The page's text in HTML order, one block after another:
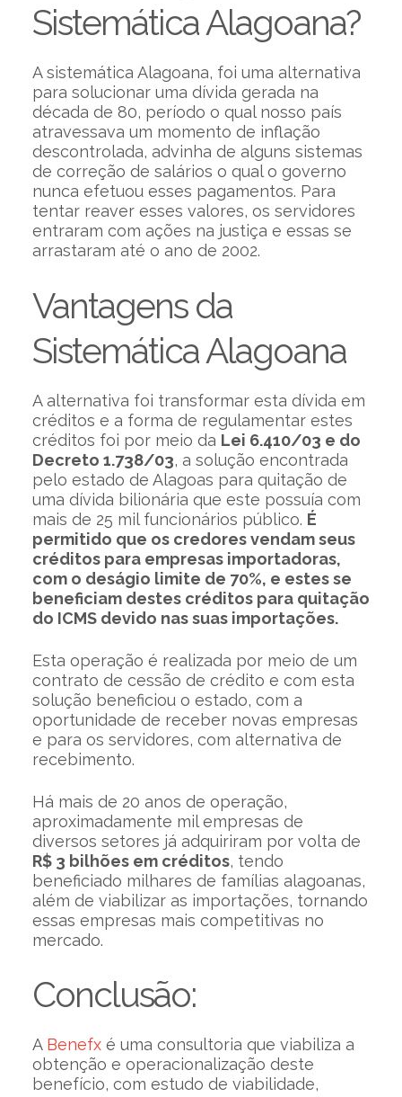
Sistemática Alagoana?
A sistemática Alagoana, foi uma alternativa
para solucionar uma dívida gerada na
década de 80, período o qual nosso país
atravessava um momento de inflação
descontrolada, advinha de alguns sistemas
de correção de salários o qual o governo
nunca efetuou esses pagamentos. Para
tentar reaver esses valores, os servidores
entraram com ações na justiça e essas se
arrastaram até o ano de 2002.
Vantagens da
Sistemática Alagoana
A alternativa foi transformar esta dívida em
créditos e a forma de regulamentar estes
créditos foi por meio da Lei 6.410/03 e do
Decreto 1.738/03, a solução encontrada
pelo estado de Alagoas para quitação de
uma dívida bilionária que este possuía com
mais de 25 mil funcionários público. É
permitido que os credores vendam seus
créditos para empresas importadoras,
com o deságio limite de 70%, e estes se
beneficiam destes créditos para quitação
do ICMS devido nas suas importações.
Esta operação é realizada por meio de um
contrato de cessão de crédito e com esta
solução beneficiou o estado, com a
oportunidade de receber novas empresas
e para os servidores, com alternativa de
recebimento.
Há mais de 20 anos de operação,
aproximadamente mil empresas de
diversos setores já adquiriram por volta de
R$ 3 bilhões em créditos, tendo
beneficiado milhares de famílias alagoanas,
além de viabilizar as importações, tornando
essas empresas mais competitivas no
mercado.
Conclusão:
A Benefxé uma consultoria que viabiliza a
obtenção e operacionalização deste
benefício, com estudo de viabilidade,